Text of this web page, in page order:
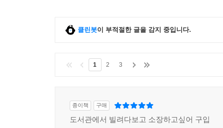
온천처럼 콸콸 솟아나는 괴로운 감정의 원천을
이들은 전혀 특별하지 않다. 출근 지하철 안에
당신처럼 거래처 사람을 만나 회의를 거듭한다.
클린봇이 부적절한 글을 감지 중입니다.
1 2 3
종이책 구매
도서관에서 빌려다보고 소장하고싶어 구입